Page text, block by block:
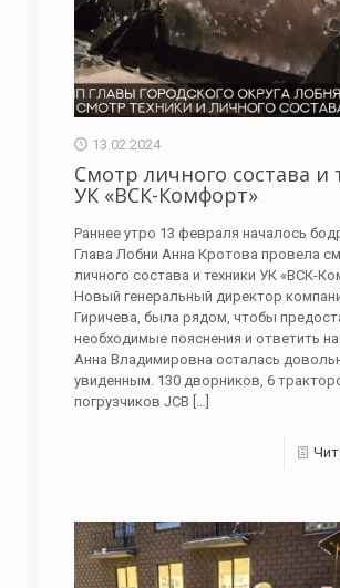
13.02.2024
Смотр личного состава и
УК «ВСК-Комфорт»
Раннее утро 13 февраля началось
Глава Лобни Анна Кротова провела
личного состава и техники УК «ВСК-
Новый генеральный директор
Гиричева, была рядом, чтобы
необходимые пояснения и ответить
Анна Владимировна осталась
увиденным. 130 дворников, 6
погрузчиков JCB […]